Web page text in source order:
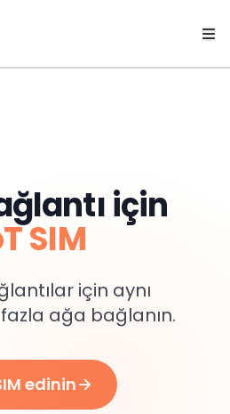
için
SIM
için aynı
ağa bağlanın.
edinin